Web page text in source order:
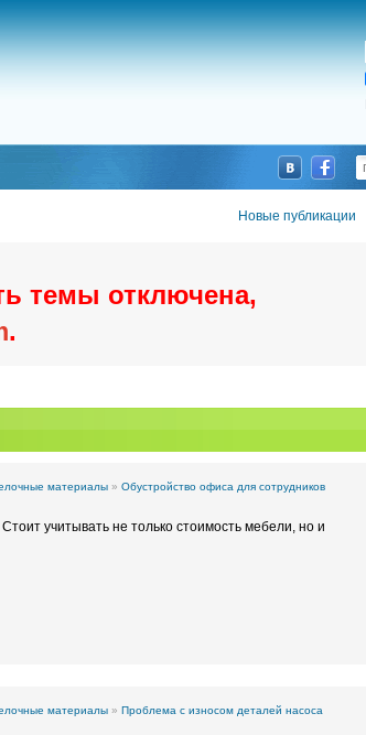
Новые публикации
темы отключена,
.
материалы » Обустройство офиса для сотрудников
учитывать не только стоимость мебели, но и
материалы » Проблема с износом деталей насоса